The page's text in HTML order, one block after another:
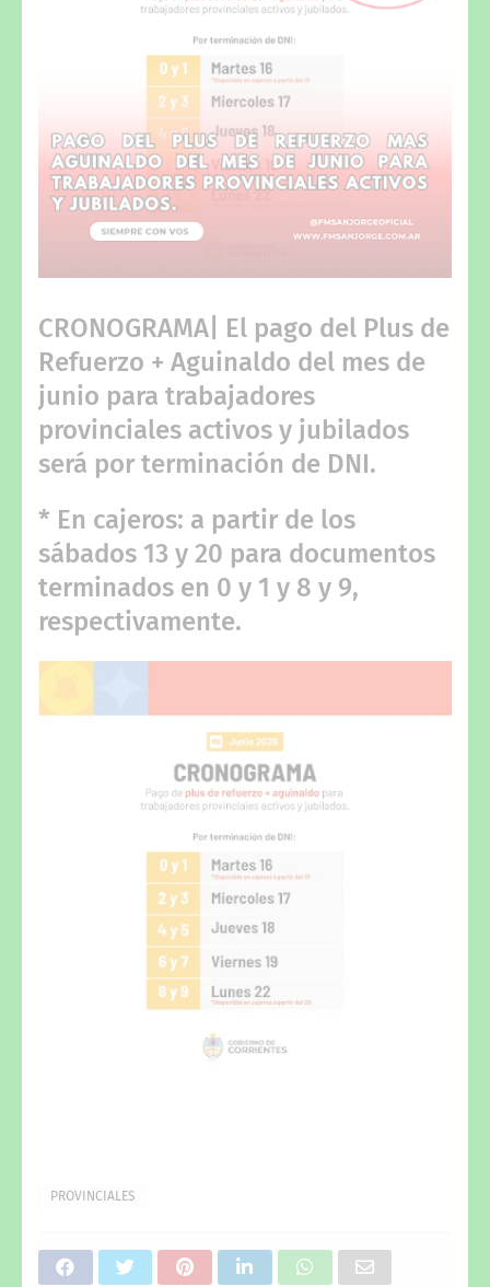
CRONOGRAMA| El pago del Plus de
Refuerzo + Aguinaldo del mes de
junio para trabajadores
provinciales activos y jubilados
será por terminación de DNI.
* En cajeros: a partir de los
sábados 13 y 20 para documentos
terminados en 0 y 1 y 8 y 9,
respectivamente.
PROVINCIALES